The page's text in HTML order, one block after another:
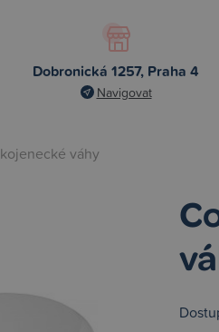
Dobronická 1257, Praha 4
Navigovat
kojenecké váhy